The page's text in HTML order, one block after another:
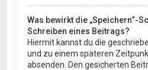
Was bewirkt die „Speichern“-
Schreiben eines Beitrags?
Hiermit kannst du die
und zu einem späteren
absenden. Den gesicherten